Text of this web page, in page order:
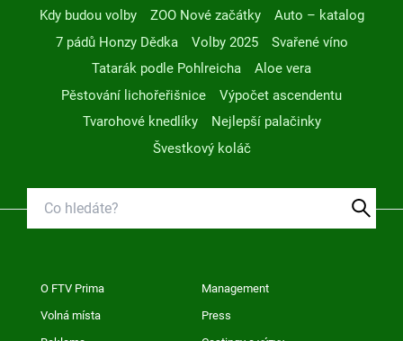
Kdy budou volby
ZOO Nové začátky
Auto – katalog
7 pádů Honzy Dědka
Volby 2025
Svařené víno
Tatarák podle Pohlreicha
Aloe vera
Pěstování lichořeřišnice
Výpočet ascendentu
Tvarohové knedlíky
Nejlepší palačinky
Švestkový koláč
O FTV Prima Management
Volná místa Press